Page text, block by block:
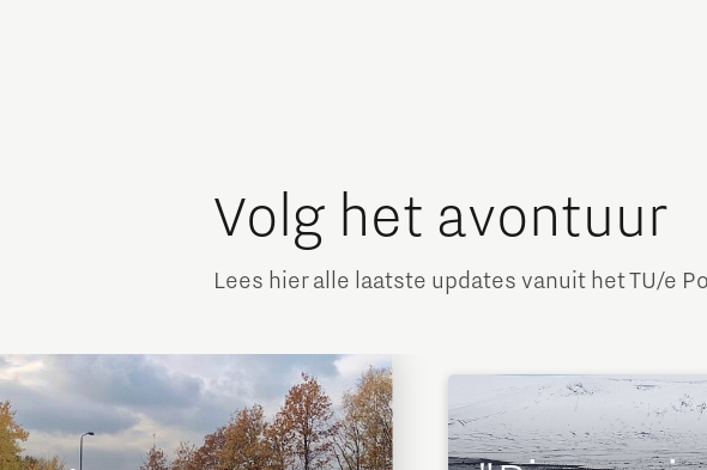
Volg het avontuur
Lees hier alle laatste updates vanuit het TU/e